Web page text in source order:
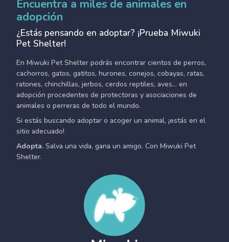
Encuentra a miles de animales en
adopción
¿Estás pensando en adoptar? ¡Prueba Miwuki
Pet Shelter!
En Miwuki Pet Shelter podrás encontrar cientos de perros,
cachorros, gatos, gatitos, hurones, conejos, cobayas, ratas,
ratones, chinchillas, jerbos, cerdos reptiles, aves... en
adopción procedentes de protectoras y asociaciones de
animales o perreras de todo el mundo.
Si estás buscando adoptar o acoger un animal, ¡estás en el
sitio adecuado!
Adopta. Salva una vida, gana un amigo. Con Miwuki Pet
Shelter.